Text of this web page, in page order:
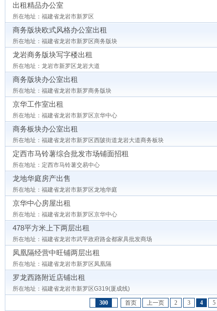
出租精品办公室
所在地址：福建省龙岩市新罗区
商务版块欧式风格办公室出租
所在地址：福建省龙岩市新罗区商务版块
龙岩商务版块写字楼出租
所在地址：龙岩市新罗区龙岩大道
商务版块办公室出租
所在地址：福建省龙岩市新罗商务版块
京华工作室出租
所在地址：福建省龙岩市新罗区京华中心
商务板块办公室出租
所在地址：福建省龙岩市新罗区西陂街道龙岩大道商务板块
定西市马铃薯综合批发市场铺面招租
所在地址：定西市马铃薯交易中心
龙地华庭房产出售
所在地址：福建省龙岩市新罗区龙地华庭
京华中心房屋出租
所在地址：福建省龙岩市新罗区京华中心
478平方米上下两层出租
所在地址：福建省龙岩市武平政府路金都家具批发商场
凤凰隔经营中旺铺两层出租
所在地址：福建省龙岩市新罗区凤凰隔
罗龙西路附近店铺出租
所在地址：福建省龙岩市新罗区G319(厦成线)
300 首页 上一页 2 3 4 5